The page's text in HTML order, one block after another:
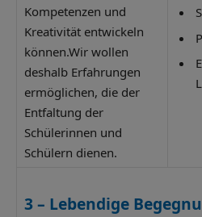
Kompetenzen und
Kreativität entwickeln
können.Wir wollen
deshalb Erfahrungen
ermöglichen, die der
Entfaltung der
Schülerinnen und
Schülern dienen.
3 – Lebendige